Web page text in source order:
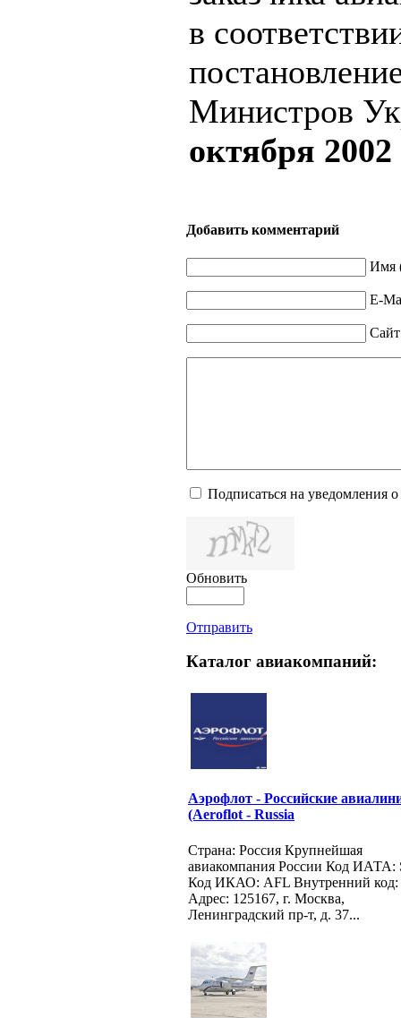
в
Министров
октября
Добавить комментарий
Имя
E-
Сайт
Подписаться на уведомления
Обновить
Отправить
Каталог авиакомпаний:
Аэрофлот - Российские
(Aeroflot - Russia
Страна: Россия Крупнейшая
авиакомпания России Код ИАТА:
Код ИКАО: AFL Внутренний
Адрес: 125167, г. Москва,
Ленинградский пр-т, д. 37...